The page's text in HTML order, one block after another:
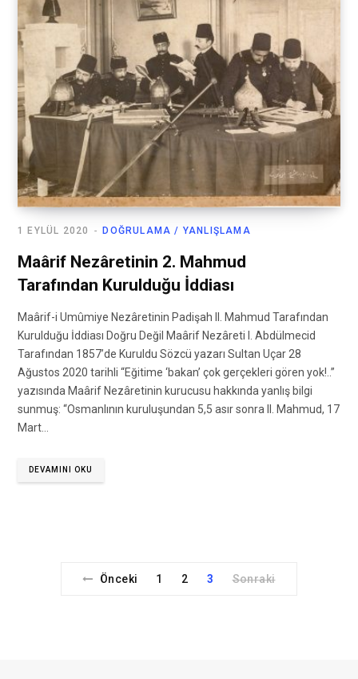
DOĞRULAMA / YANLIŞLAMA
1 EYLÜL 2020
Maârif Nezâretinin 2. Mahmud
Tarafından Kurulduğu İddiası
Maârif-i Umûmiye Nezâretinin Padişah II. Mahmud Tarafından
Kurulduğu İddiası Doğru Değil Maârif Nezâreti I. Abdülmecid
Tarafından 1857’de Kuruldu Sözcü yazarı Sultan Uçar 28
Ağustos 2020 tarihli “Eğitime ‘bakan’ çok gerçekleri gören yok!..”
yazısında Maârif Nezâretinin kurucusu hakkında yanlış bilgi
sunmuş: “Osmanlının kuruluşundan 5,5 asır sonra II. Mahmud, 17
Mart…
DEVAMINI OKU
Önceki 1 2 3 Sonraki